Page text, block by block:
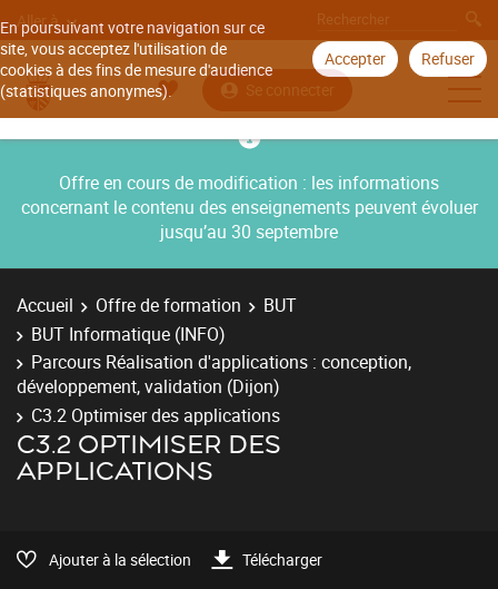
En poursuivant votre navigation sur ce
site, vous acceptez l'utilisation de
cookies à des fins de mesure d'audience
(statistiques anonymes).
Accepter Refuser
Aller à
Se connecter
Offre en cours de modification : les informations
concernant le contenu des enseignements peuvent évoluer
jusqu’au 30 septembre
Accueil Offre de formation
BUT
BUT Informatique (INFO)
Parcours Réalisation d'applications : conception,
développement, validation (Dijon)
C3.2 Optimiser des applications
C3.2 OPTIMISER DES
APPLICATIONS
Ajouter à la sélection Télécharger